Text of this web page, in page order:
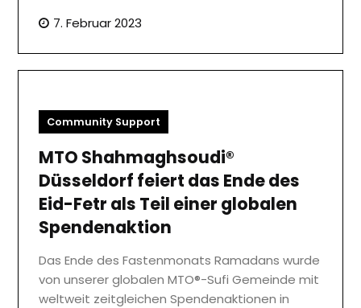
7. Februar 2023
Community Support
MTO Shahmaghsoudi®
Düsseldorf feiert das Ende des
Eid-Fetr als Teil einer globalen
Spendenaktion
Das Ende des Fastenmonats Ramadans wurde
von unserer globalen MTO®-Sufi Gemeinde mit
weltweit zeitgleichen Spendenaktionen in